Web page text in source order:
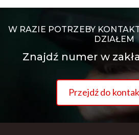
W RAZIE POTRZEBY
DZIAŁEM
Znajdź numer w
Przejdź do